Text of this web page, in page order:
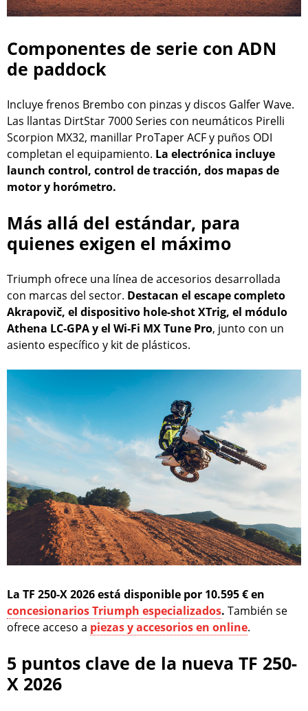
Componentes de serie con ADN
de paddock
Incluye frenos Brembo con pinzas y discos Galfer Wave.
Las llantas DirtStar 7000 Series con neumáticos Pirelli
Scorpion MX32, manillar ProTaper ACF y puños ODI
completan el equipamiento. La electrónica incluye
launch control, control de tracción, dos mapas de
motor y horómetro.
Más allá del estándar, para
quienes exigen el máximo
Triumph ofrece una línea de accesorios desarrollada
con marcas del sector. Destacan el escape completo
Akrapovič, el dispositivo hole-shot XTrig, el módulo
Athena LC-GPA y el Wi-Fi MX Tune Pro, junto con un
asiento específico y kit de plásticos.
La TF 250-X 2026 está disponible por 10.595 € en
concesionarios Triumph especializados. También se
ofrece acceso a piezas y accesorios en online.
5 puntos clave de la nueva TF 250-
X 2026